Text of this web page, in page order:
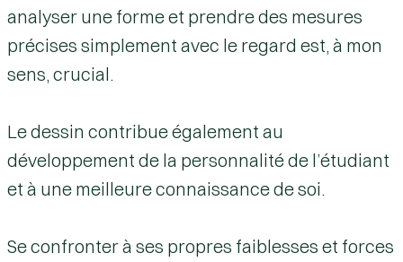
analyser une forme et prendre des mesures
précises simplement avec le regard est, à mon
sens, crucial.
Le dessin contribue également au
développement de la personnalité de l’étudiant
et à une meilleure connaissance de soi.
Se confronter à ses propres faiblesses et forces